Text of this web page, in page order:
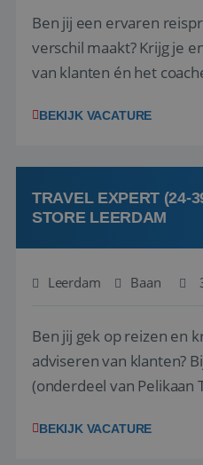
Ben jij een ervaren
verschil maakt? Krijg je
van klanten én het
(onderdeel van Pelikaan
team het reisbureau
BEKIJK VACATURE
TRAVEL EXPERT (24-
STORE LEERDAM
Leerdam Baan
Ben jij gek op reizen en
adviseren van klanten? Bij Travel Store Leerdam
(onderdeel van Pelikaan
vinden. Samen maken
BEKIJK VACATURE